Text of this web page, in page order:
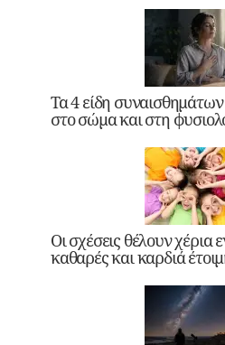
Τα 4 είδη
στο σώμα και στη
Οι σχέσεις θέλουν χέρια
καθαρές και καρδιά